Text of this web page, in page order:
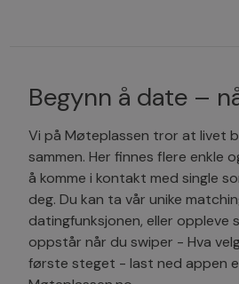
Begynn å date –
Vi på Møteplassen tror at livet
sammen. Her finnes flere enkle
å komme i kontakt med single
deg. Du kan ta vår unike
datingfunksjonen, eller oppleve
oppstår når du swiper - Hva
første steget - last ned appen